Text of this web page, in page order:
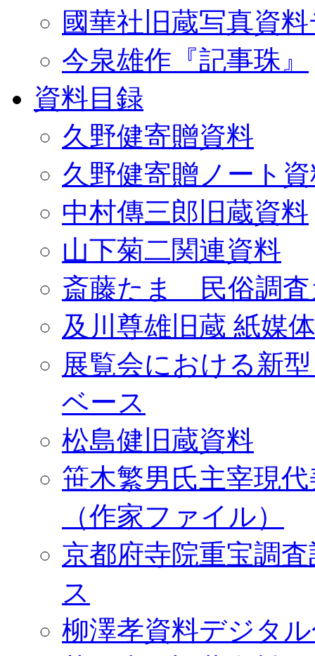
國華社旧蔵写真資
今泉雄作『記事珠』
資料目録
久野健寄贈資料
久野健寄贈ノート
中村傳三郎旧蔵資料
山下菊二関連資料
斎藤たま 民俗調査
及川尊雄旧蔵 紙媒
展覧会における新
ベース
松島健旧蔵資料
笹木繁男氏主宰現
（作家ファイル）
京都府寺院重宝調
ス
柳澤孝資料デジタ